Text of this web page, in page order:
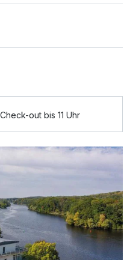
p.P. ab194,00 €
Check-out bis 11 Uhr